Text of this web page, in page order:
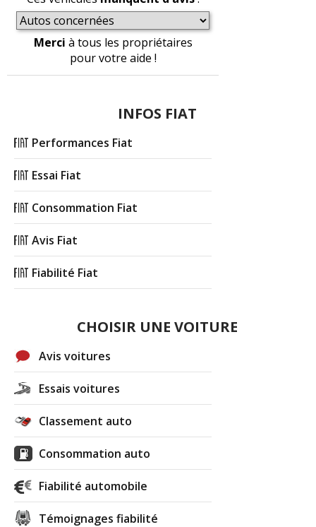
Merci à tous les propriétaires
pour votre aide !
INFOS FIAT
Performances Fiat
Essai Fiat
Consommation Fiat
Avis Fiat
Fiabilité Fiat
CHOISIR UNE VOITURE
Avis voitures
Essais voitures
Classement auto
Consommation auto
Fiabilité automobile
Témoignages fiabilité